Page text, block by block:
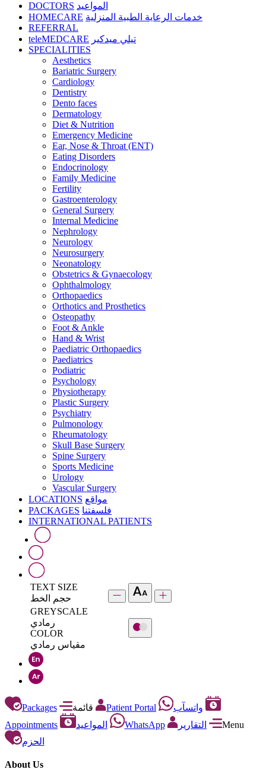
DOCTORS المواعيد
HOMECARE خدمات الرعاية الطبية المنزلية
REFERRAL
teleMEDCARE تيلي ميدكير
SPECIALITIES
Aesthetics
Bariatric Surgery
Cardiology
Dentistry
Dento faces
Dermatology
Diet & Nutrition
Emergency Medicine
Ear, Nose & Throat (ENT)
Eating Disorders
Endocrinology
Family Medicine
Fertility
Gastroenterology
General Surgery
Internal Medicine
Nephrology
Neurology
Neurosurgery
Neonatology
Obstetrics & Gynaecology
Ophthalmology
Orthopaedics
Orthotics and Prosthetics
Osteopathy
Foot & Ankle
Hand & Wrist
Paediatric Orthopaedics
Paediatrics
Podiatric
Psychology
Physiotherapy
Plastic Surgery
Psychiatry
Pulmonology
Rheumatology
Skull Base Surgery
Spine Surgery
Sports Medicine
Urology
Vascular Surgery
LOCATIONS مواقع
PACKAGES فلسفتنا
INTERNATIONAL PATIENTS
TEXT SIZE
حجم الخط
GREYSCALE
رمادي
COLOR
مقياس رمادي
Packages Patient Portal
واتسآب
Appointments
المواعيد WhatsApp التقارير
Menu
الحزم
About Us